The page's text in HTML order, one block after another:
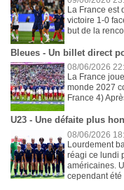
La France est
victoire 1-0
but de la
Bleues - Un billet direct
08/06/2026
La France
monde 2027
France 4)
U23 - Une défaite plus
08/06/2026
Lourdement
réagi ce lundi
américaines.
cependant été